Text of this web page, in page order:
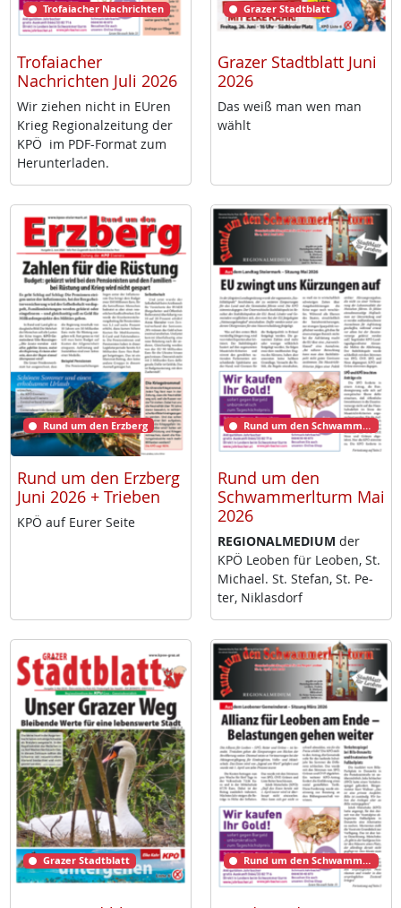
Trofaiacher Nachrichten
Trofaiacher
Nachrichten Juli 2026
Wir zie­hen nicht in EU­ren
Krieg Re­gio­nal­zei­tung der
KPÖ im PDF-For­mat zum
Her­un­ter­la­den.
Grazer Stadtblatt
Grazer Stadtblatt Juni
2026
Das weiß man wen man
wählt
Rund um den Erzberg
Rund um den Erzberg
Juni 2026 + Trieben
KPÖ auf Eu­rer Sei­te
Rund um den Schwammerlturm
Rund um den
Schwammerlturm Mai
2026
RE­GIO­NAL­ME­DI­UM der
KPÖ Leo­ben für Leo­ben, St.
Mi­cha­el. St. Ste­fan, St. Pe­
ter, Niklas­dorf
Grazer Stadtblatt Rund um den Schwammerlturm